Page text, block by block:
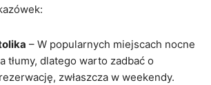
– W popularnych miejscach nocne
tłumy, dlatego warto zadbać o
zwłaszcza w weekendy.